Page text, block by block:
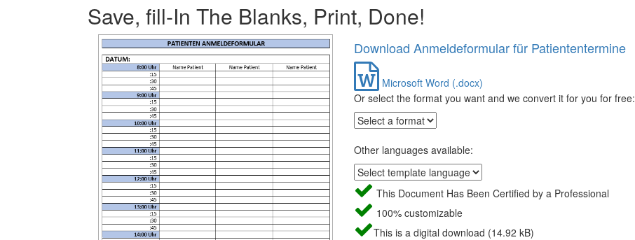
Save, fill-In The Blanks, Print, Done!
Download Anmeldeformular für Patiententermine
Microsoft Word (.docx)
Or select the format you want and we convert it for you for free:
Other languages available:
This Document Has Been Certified by a Professional
100% customizable
This is a digital download (14.92 kB)